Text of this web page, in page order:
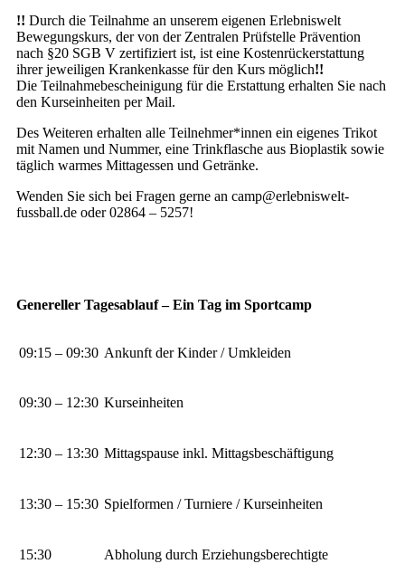
!! Durch die Teilnahme an unserem eigenen Erlebniswelt
Bewegungskurs, der von der Zentralen Prüfstelle Prävention
nach §20 SGB V zertifiziert ist, ist eine Kostenrückerstattung
ihrer jeweiligen Krankenkasse für den Kurs möglich!!
Die Teilnahmebescheinigung für die Erstattung erhalten Sie nach
den Kurseinheiten per Mail.
Des Weiteren erhalten alle Teilnehmer*innen ein eigenes Trikot
mit Namen und Nummer, eine Trinkflasche aus Bioplastik sowie
täglich warmes Mittagessen und Getränke.
Wenden Sie sich bei Fragen gerne an camp@erlebniswelt-
fussball.de oder 02864 – 5257!
Genereller Tagesablauf – Ein Tag im Sportcamp
09:15 – 09:30 Ankunft der Kinder / Umkleiden
09:30 – 12:30 Kurseinheiten
12:30 – 13:30 Mittagspause inkl. Mittagsbeschäftigung
13:30 – 15:30 Spielformen / Turniere / Kurseinheiten
15:30 Abholung durch Erziehungsberechtigte